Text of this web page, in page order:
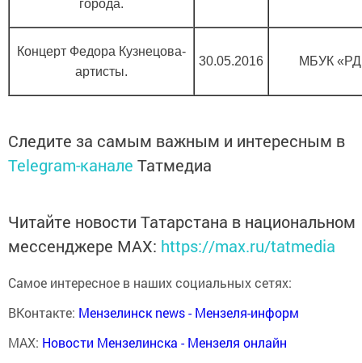
города.
Концерт Федора Кузнецова-
артисты.
30.05.2016 МБУК
Следите за самым важным и интересным в
Telegram-канале Татмедиа
Читайте новости Татарстана в национальном
мессенджере MАХ: https://max.ru/tatmedia
Самое интересное в наших социальных сетях:
ВКонтакте: Мензелинск news - Мензеля-информ
MAX: Новости Мензелинска - Мензеля онлайн